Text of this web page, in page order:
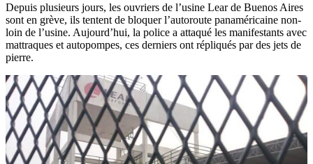
Depuis plusieurs jours, les ouvriers de l’usine Lear de Buenos Aires
sont en grève, ils tentent de bloquer l’autoroute panaméricaine non-
loin de l’usine. Aujourd’hui, la police a attaqué les manifestants avec
mattraques et autopompes, ces derniers ont répliqués par des jets de
pierre.